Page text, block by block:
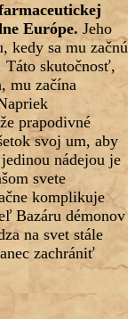
Európe. Jeho
kedy sa mu začnú
skutočnosť,
mu začína
prapodivné
svoj um, aby
nádejou je
svete
komplikuje
Bazáru démonov
na svet stále
zachrániť